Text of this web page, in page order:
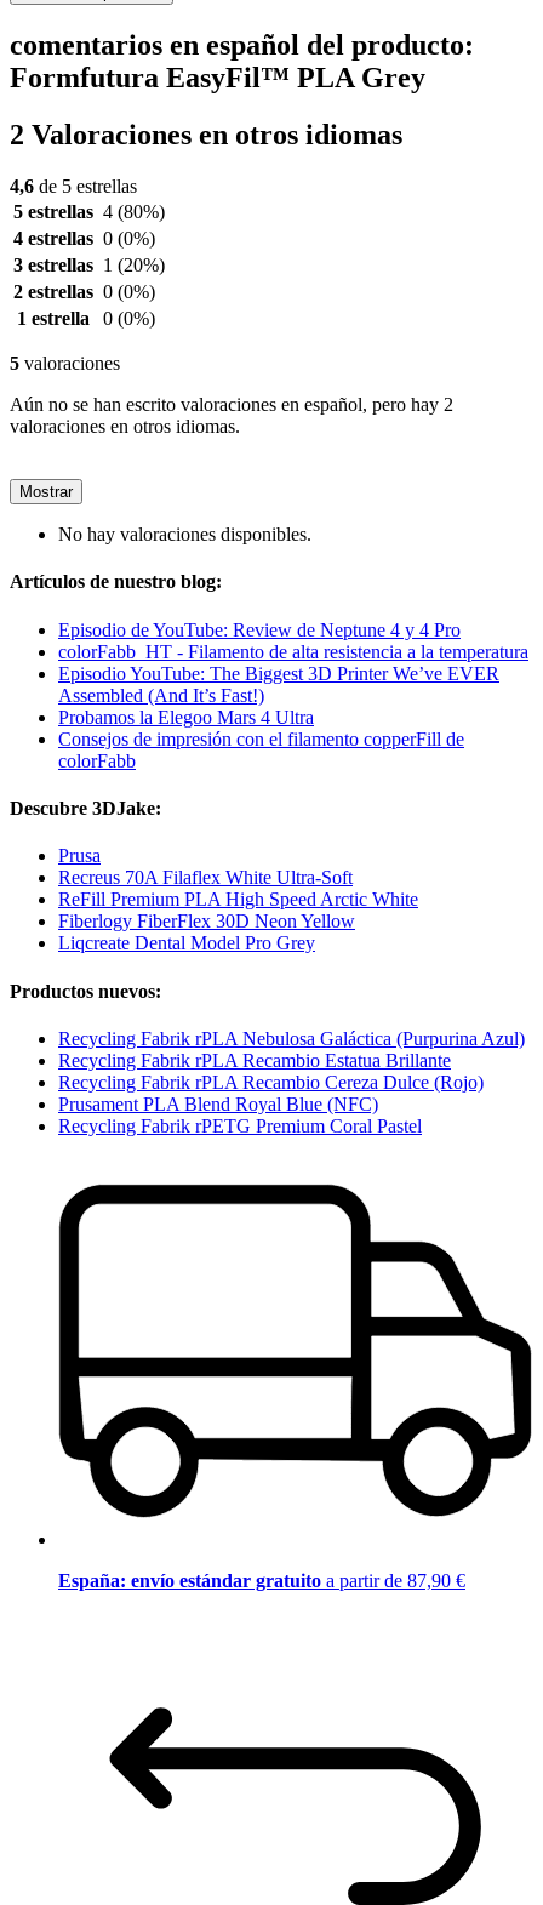
comentarios en español del producto:
Formfutura EasyFil™ PLA Grey
2 Valoraciones en otros idiomas
4,6 de 5 estrellas
5 estrellas 4 (80%)
4 estrellas 0 (0%)
3 estrellas 1 (20%)
2 estrellas 0 (0%)
1 estrella
0 (0%)
5 valoraciones
Aún no se han escrito valoraciones en español, pero hay 2
valoraciones en otros idiomas.
Mostrar
No hay valoraciones disponibles.
Artículos de nuestro blog:
Episodio de YouTube: Review de Neptune 4 y 4 Pro
colorFabb_HT - Filamento de alta resistencia a la temperatura
Episodio YouTube: The Biggest 3D Printer We’ve EVER
Assembled (And It’s Fast!)
Probamos la Elegoo Mars 4 Ultra
Consejos de impresión con el filamento copperFill de
colorFabb
Descubre 3DJake:
Prusa
Recreus 70A Filaflex White Ultra-Soft
ReFill Premium PLA High Speed Arctic White
Fiberlogy FiberFlex 30D Neon Yellow
Liqcreate Dental Model Pro Grey
Productos nuevos:
Recycling Fabrik rPLA Nebulosa Galáctica (Purpurina Azul)
Recycling Fabrik rPLA Recambio Estatua Brillante
Recycling Fabrik rPLA Recambio Cereza Dulce (Rojo)
Prusament PLA Blend Royal Blue (NFC)
Recycling Fabrik rPETG Premium Coral Pastel
España: envío estándar gratuito a partir de 87,90 €